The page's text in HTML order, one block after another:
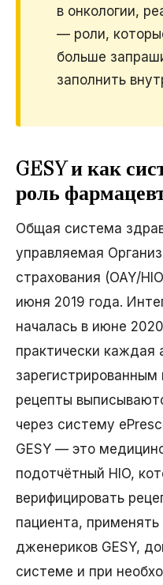
в онкологии,
— роли,
больше
заполнить
GESY и как
роль
Общая система
управляемая
страхования (ΟΑΥ/
июня 2019 года.
началась в июне
практически каждая
зарегистрированным
рецепты
через систему
GESY — это
подотчётный HIO,
верифицировать
пациента,
дженериков GESY,
системе и при